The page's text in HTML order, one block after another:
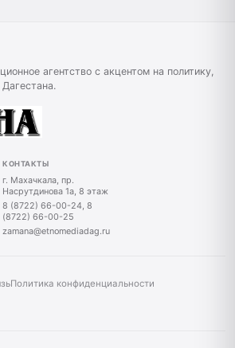
агентство с акцентом на политику,
КОНТАКТЫ
г. Махачкала, пр.
Насрутдинова 1а, 8 этаж
8 (8722) 66-00-24, 8
(8722) 66-00-25
zamana@etnomediadag.ru
Политика конфиденциальности